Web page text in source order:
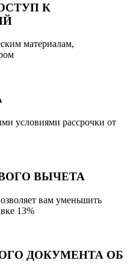
К
материалам,
условиями рассрочки от
ВЫЧЕТА
вам уменьшить
13%
ДОКУМЕНТА ОБ